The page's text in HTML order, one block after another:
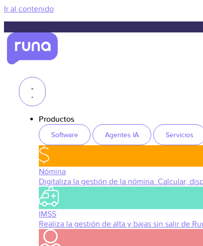
Ir al contenido
Productos
Software Agentes IA Servicios
Nómina
Digitaliza la gestión de la nómina. Calcular,
IMSS
Realiza la gestión de alta y bajas sin salir de